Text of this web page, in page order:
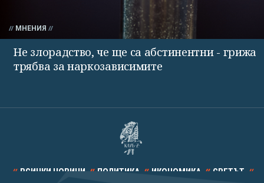
МНЕНИЯ
Не злорадство, че ще са абстинентни - грижа
трябва за наркозависимите
ВСИЧКИ НОВИНИ ПОЛИТИКА ИКОНОМИКА СВЕТЪТ